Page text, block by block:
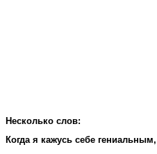
Несколько слов:
Когда я кажусь себе